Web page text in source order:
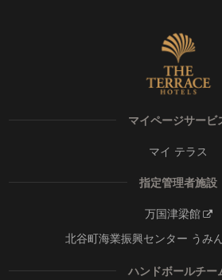
マイページサービ
マイ テラス
指定管理者施設
万国津梁館
北谷町海業振興センター うみ
ハンドボールチー